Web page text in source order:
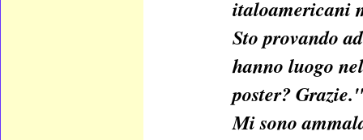
italoamericani
Sto provando
hanno luogo
poster? Grazie."
Mi sono